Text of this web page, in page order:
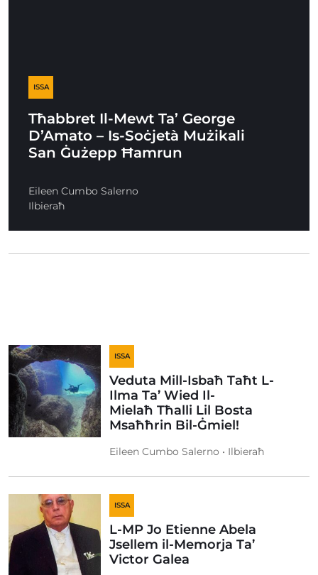
ISSA
Tħabbret Il-Mewt Ta’ George
D’Amato – Is-Soċjetà Mużikali
San Ġużepp Ħamrun
Eileen Cumbo Salerno
Ilbieraħ
ISSA
Veduta Mill-Isbaħ Taħt L-
Ilma Ta’ Wied Il-
Mielaħ Tħalli Lil Bosta
Msaħħrin Bil-Ġmiel!
Eileen Cumbo Salerno • Ilbieraħ
ISSA
L-MP Jo Etienne Abela
Jsellem il-Memorja Ta’
Victor Galea